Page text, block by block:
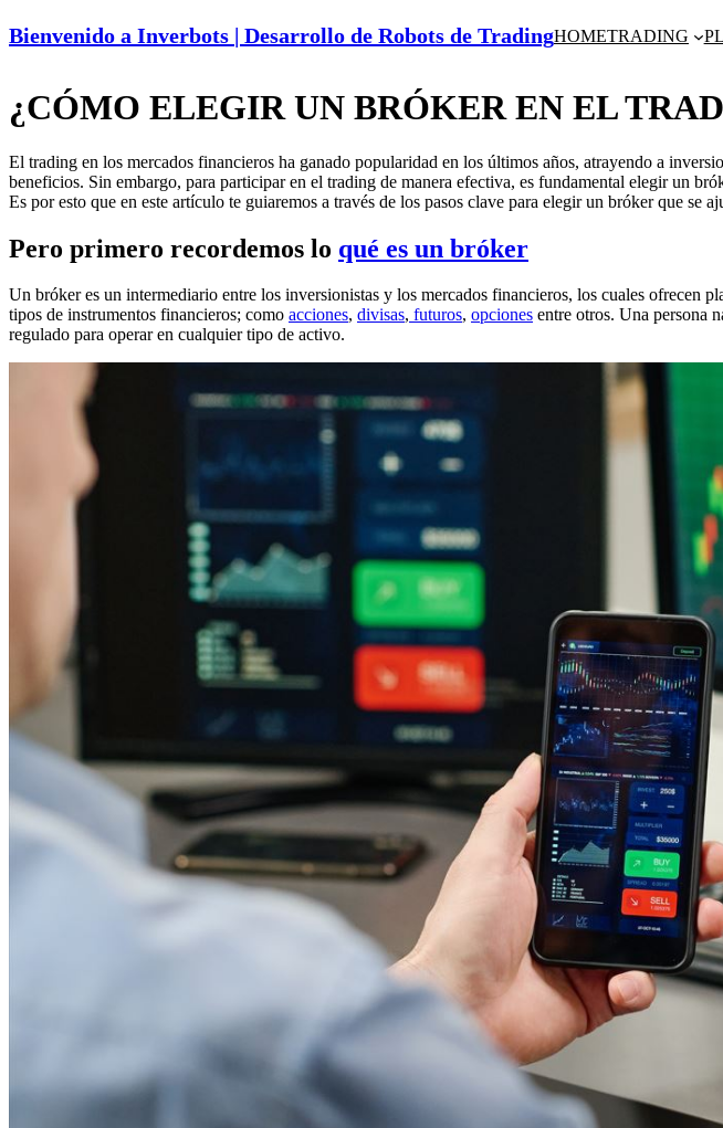
Bienvenido a Inverbots | Desarrollo de Robots de TradingHOMETRADING
¿CÓMO ELEGIR UN BRÓKER EN EL
El trading en los mercados financieros ha ganado popularidad en los últimos años, atrayendo a
beneficios. Sin embargo, para participar en el trading de manera efectiva, es fundamental elegir un
Es por esto que en este artículo te guiaremos a través de los pasos clave para elegir un bróker que se
Pero primero recordemos lo qué es un bróker
Un bróker es un intermediario entre los inversionistas y los mercados financieros, los cuales ofrecen
tipos de instrumentos financieros; como acciones, divisas, futuros, opciones entre otros. Una persona
regulado para operar en cualquier tipo de activo.